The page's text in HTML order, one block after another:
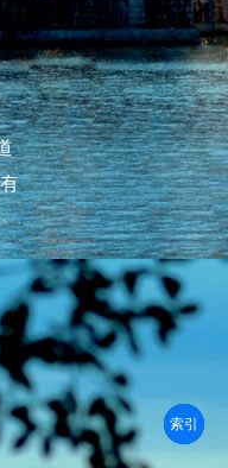
部首
笔划
拼音
潮拼